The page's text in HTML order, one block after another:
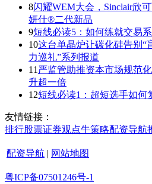
8闪耀WEM大会，Sinclair欣
妍仕®二代新品
9短线必读5：如何练就交易
10这台单晶炉让碳化硅告别“
力巡礼”系列报道
11 严监管助推资本市场规范
升超一倍
12短线必读1：超短选手如何
友情链接：
排行股票证券观点牛策略配资导航
配资导航 | 网站地图
粤ICP备07501246号-1